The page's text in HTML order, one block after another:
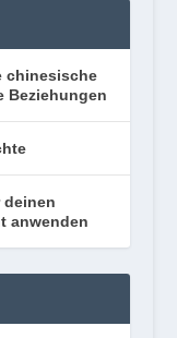
chinesische
Beziehungen
deinen
anwenden